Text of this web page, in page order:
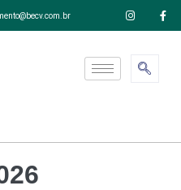
modal-check